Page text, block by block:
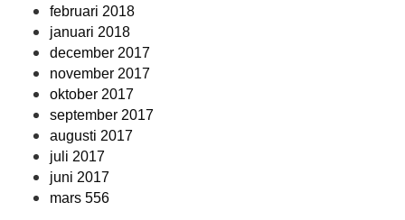
februari 2018
januari 2018
december 2017
november 2017
oktober 2017
september 2017
augusti 2017
juli 2017
juni 2017
mars 556